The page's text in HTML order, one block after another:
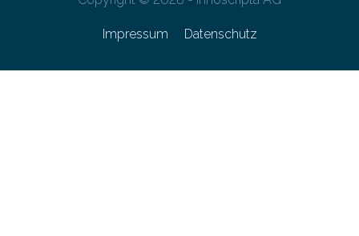
Impressum Datenschutz